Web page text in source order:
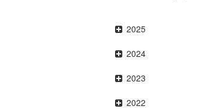
2025
2024
2023
2022